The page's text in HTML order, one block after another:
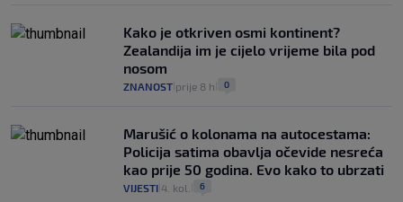
Kako je otkriven osmi kontinent?
Zealandija im je cijelo vrijeme bila pod
nosom
ZNANOST prije 8 h 0
Marušić o kolonama na autocestama:
Policija satima obavlja očevide nesreća
kao prije 50 godina. Evo kako to ubrzati
VIJESTI 4. kol. 6